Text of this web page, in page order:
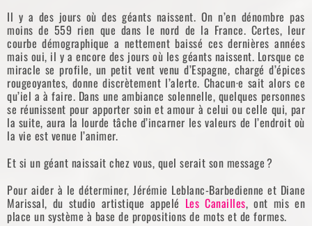
Il y a des jours où des géants naissent. On n’en dénombre pas
moins de 559 rien que dans le nord de la France. Certes, leur
courbe démographique a nettement baissé ces dernières années
mais oui, il y a encore des jours où les géants naissent. Lorsque ce
miracle se profile, un petit vent venu d’Espagne, chargé d’épices
rougeoyantes, donne discrètement l’alerte. Chacun·e sait alors ce
qu’iel a à faire. Dans une ambiance solennelle, quelques personnes
se réunissent pour apporter soin et amour à celui ou celle qui, par
la suite, aura la lourde tâche d’incarner les valeurs de l’endroit où
la vie est venue l’animer.
Et si un géant naissait chez vous, quel serait son message ?
Pour aider à le déterminer, Jérémie Leblanc-Barbedienne et Diane
Marissal, du studio artistique appelé Les Canailles, ont mis en
place un système à base de propositions de mots et de formes.